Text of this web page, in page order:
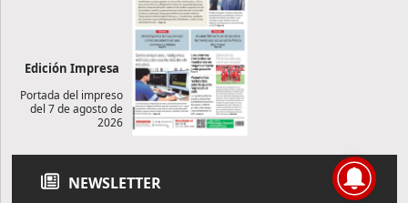
Edición Impresa
Portada del impreso
del 7 de agosto de
2026
NEWSLETTER